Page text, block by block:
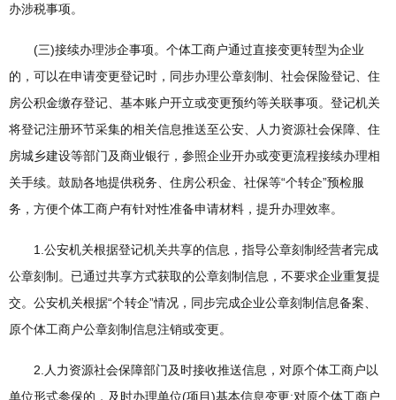
办涉税事项。
(三)接续办理涉企事项。个体工商户通过直接变更转型为企业
的，可以在申请变更登记时，同步办理公章刻制、社会保险登记、住
房公积金缴存登记、基本账户开立或变更预约等关联事项。登记机关
将登记注册环节采集的相关信息推送至公安、人力资源社会保障、住
房城乡建设等部门及商业银行，参照企业开办或变更流程接续办理相
关手续。鼓励各地提供税务、住房公积金、社保等“个转企”预检服
务，方便个体工商户有针对性准备申请材料，提升办理效率。
1.公安机关根据登记机关共享的信息，指导公章刻制经营者完成
公章刻制。已通过共享方式获取的公章刻制信息，不要求企业重复提
交。公安机关根据“个转企”情况，同步完成企业公章刻制信息备案、
原个体工商户公章刻制信息注销或变更。
2.人力资源社会保障部门及时接收推送信息，对原个体工商户以
单位形式参保的，及时办理单位(项目)基本信息变更;对原个体工商户